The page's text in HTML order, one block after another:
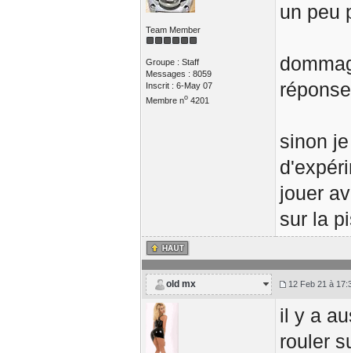
Team Member
Groupe : Staff
Messages : 8059
Inscrit : 6-May 07
Membre no4201
un peu
sinon
jouer
sur la
old mx 12 Feb 21 à
il y a
rouler